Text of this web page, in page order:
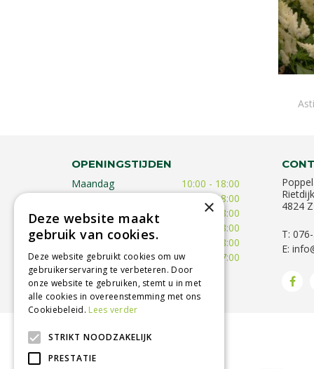
OPENINGSTIJDEN
Maandag
10:00 - 18:00
09:30 - 18:00
Woensdag
09:30 - 18:00
Donderdag
09:30 - 18:00
Vrijdag
09:00 - 18:00
Zaterdag
09:00 - 17:00
Toon alle openingstijden
4824
T:
E:
BETROUWBARE SERVICE
×
Deze website maakt
gebruik van cookies.
Deze website gebruikt cookies om uw
gebruikerservaring te verbeteren. Door
onze website te gebruiken, stemt u in met
alle cookies in overeenstemming met ons
Cookiebeleid. Lees verder
STRIKT NOODZAKELIJK
PRESTATIE